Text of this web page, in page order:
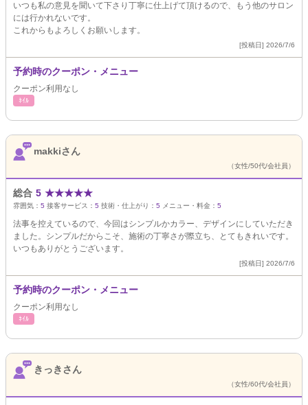
いつも私の意見を聞いて下さり丁寧に仕上げて頂けるので、もう他のサロン
には行かれないです。
これからもよろしくお願いします。
[投稿日] 2026/7/6
予約時のクーポン・メニュー
クーポン利用なし
ﾈｲﾙ
makkiさん
（女性/50代/会社員）
総合 5 ★★★★★
雰囲気： 5 接客サービス： 5 技術・仕上がり： 5 メニュー・料金： 5
法事を控えているので、今回はシンプルかカラー、デザインにしていただき
ました。シンプルだからこそ、施術の丁寧さが際立ち、とてもきれいです。
いつもありがとうございます。
[投稿日] 2026/7/6
予約時のクーポン・メニュー
クーポン利用なし
ﾈｲﾙ
きっきさん
（女性/60代/会社員）